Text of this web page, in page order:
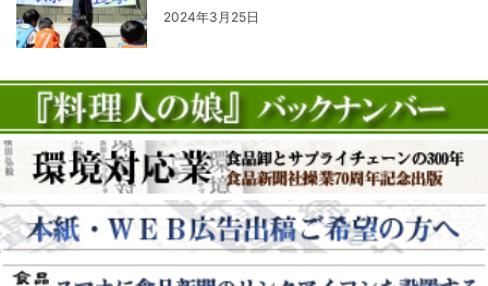
2024年3月25日